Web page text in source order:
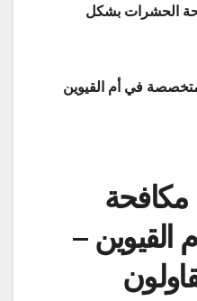
الحشرات بشكل
في أم القيوين
–